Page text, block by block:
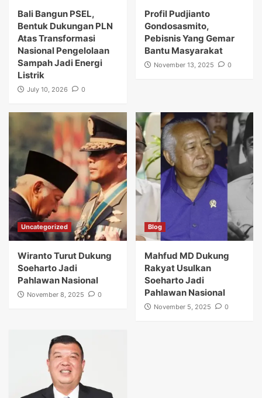
Bali Bangun PSEL,
Bentuk Dukungan PLN
Atas Transformasi
Nasional Pengelolaan
Sampah Jadi Energi
Listrik
July 10, 2026 0
Profil Pudjianto
Gondosasmito,
Pebisnis Yang Gemar
Bantu Masyarakat
November 13, 2025 0
Uncategorized
Wiranto Turut Dukung
Soeharto Jadi
Pahlawan Nasional
November 8, 2025 0
Blog
Mahfud MD Dukung
Rakyat Usulkan
Soeharto Jadi
Pahlawan Nasional
November 5, 2025 0